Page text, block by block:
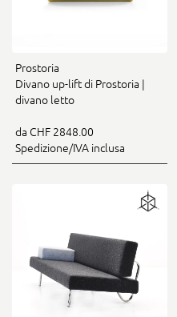
Prostoria
Divano up-lift di Prostoria |
divano letto
da CHF 2848.00
Spedizione/IVA inclusa